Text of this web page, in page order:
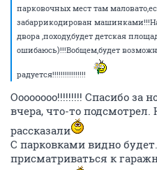
парковочных мест там
забаррикодирован
двора ,походу,будет детская
ошибаюсь)!!!Вобщем,будет
радуется!!!!!!!!!!!!!!!!
Оооооооо!!!!!!!!! Спасибо за
вчера, что-то
рассказали
С парковками видно
присматриваться к